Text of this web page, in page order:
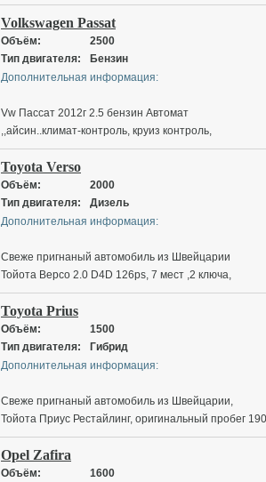
контроль, круиз контроль, мультеруль, корректор
фар, электро зеркала, датчики дождя-света,
КАМЕРА ЗАДНЕГО ВИДА, АВТО-ПАРКОВКА, без
ключевой доступ, функция старт-стоп, CD AUX MP-3
Bluetooth Navigation
Volkswagen Passat
Объём:
2500
Тип двигателя:
Бензин
Дополнительная информация:
Vw Пассат 2012г 2.5 бензин Автомат
,,айсин..климат-контроль, круиз контроль,
мультеруль, РУССКОЕ меню, подогрев сиденьев,
электро зеркала, датчики дождя-света, Кожаный
салон, Возможно постановка на Нейтральные
номера
Toyota Verso
Объём:
2000
Тип двигателя:
Дизель
Дополнительная информация:
Свеже пригнаный автомобиль из Швейцарии
Тойота Версо 2.0 D4D 126ps, 7 мест ,2 ключа,
оригинальный пробег, сервесная книга, круиз
контроль, КАМЕРА ЗАДНЕГО ВИДА, РУССКОЕ
МЕНЮ, Без ключевой доступ, функция старт-стоп,
Подогрев сиденьев, электро зеркала, датчики
дождя-света, фаркоп, задние шторки
Toyota Prius
Объём:
1500
Тип двигателя:
Гибрид
Дополнительная информация:
Свеже пригнаный автомобиль из Швейцарии,
Тойота Приус Рестайлинг, оригинальный пробег 190
тыс,сервесная книга, климат-контроль, круиз
контроль, мультеруль, корректор фар, электро
зеркала, датчики дождя-света, КАМЕРА ЗАДНЕГО
Opel Zafira
Объём:
1600